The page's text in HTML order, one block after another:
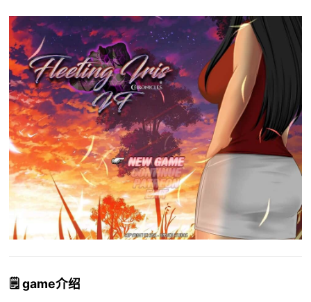
🗒️ game介绍